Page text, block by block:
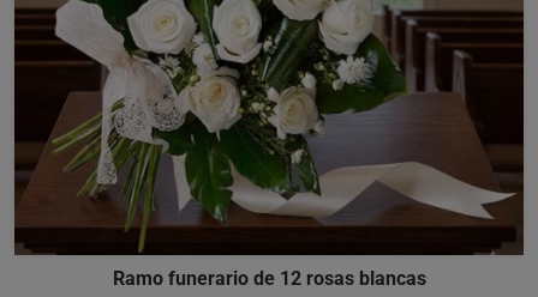
Ramo funerario de 12 rosas blancas